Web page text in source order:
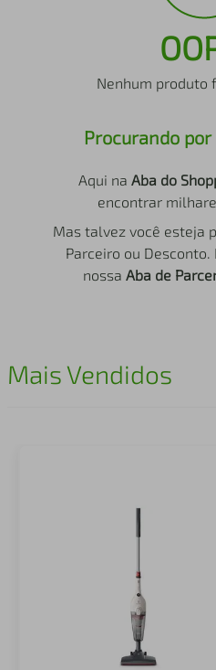
Nenhum produto
Procurando
Aqui na Aba do
encontrar
Mas talvez você esteja
Parceiro ou Desconto.
nossa Aba de
Mais Vendidos
iphone